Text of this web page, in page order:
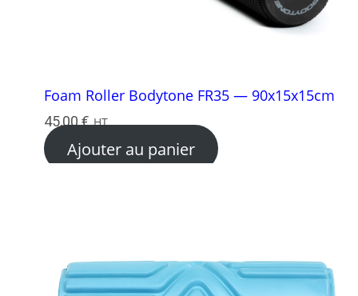
Foam Roller Bodytone FR35 — 90x15x15cm
45,00€ HT
Ajouter au panier